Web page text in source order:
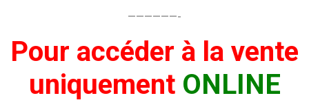
——————-
Pour accéder à la vente
uniquement ONLINE